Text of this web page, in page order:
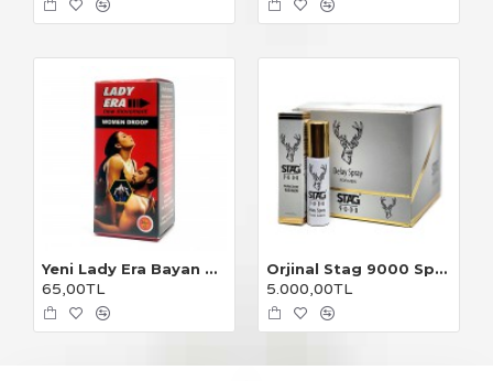
Yeni Lady Era Bayan Damla
65,00TL
Orjinal Stag 9000 Sprey 25'li Paket
5.000,00TL